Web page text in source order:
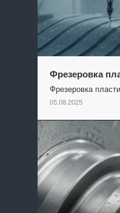
Фрезеровка
Фрезеровка
05.08.2025